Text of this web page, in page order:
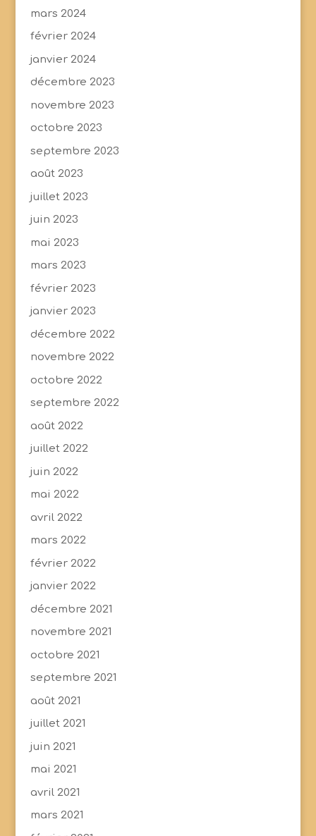
mars 2024
février 2024
janvier 2024
décembre 2023
novembre 2023
octobre 2023
septembre 2023
août 2023
juillet 2023
juin 2023
mai 2023
mars 2023
février 2023
janvier 2023
décembre 2022
novembre 2022
octobre 2022
septembre 2022
août 2022
juillet 2022
juin 2022
mai 2022
avril 2022
mars 2022
février 2022
janvier 2022
décembre 2021
novembre 2021
octobre 2021
septembre 2021
août 2021
juillet 2021
juin 2021
mai 2021
avril 2021
mars 2021